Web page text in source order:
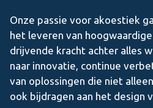
Onze passie voor akoestiek
het leveren van
drijvende kracht achter alles
naar innovatie, continue
van oplossingen die niet
ook bijdragen aan het design